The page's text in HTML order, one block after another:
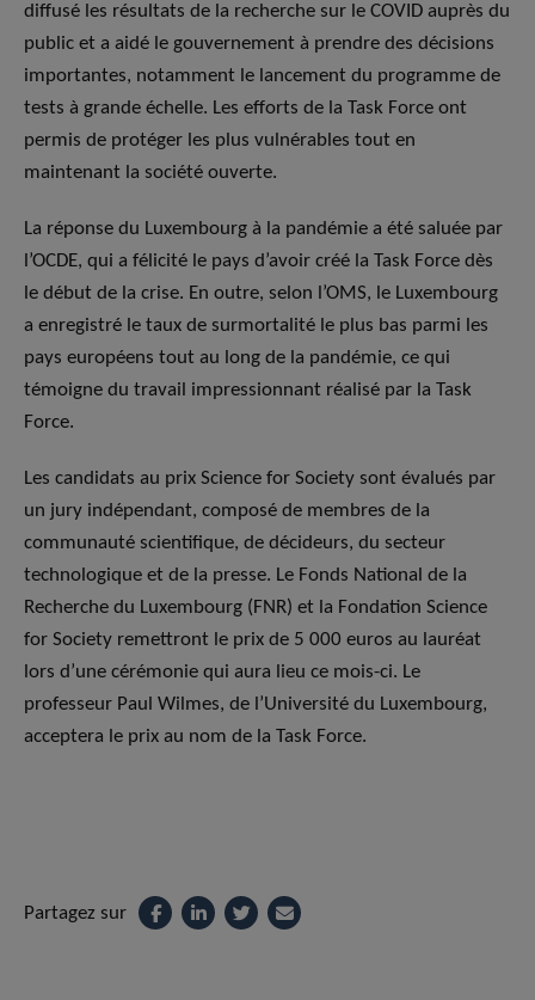
diffusé les résultats de la recherche sur le COVID auprès du
public et a aidé le gouvernement à prendre des décisions
importantes, notamment le lancement du programme de
tests à grande échelle. Les efforts de la Task Force ont
permis de protéger les plus vulnérables tout en
maintenant la société ouverte.
La réponse du Luxembourg à la pandémie a été saluée par
l’OCDE, qui a félicité le pays d’avoir créé la Task Force dès
le début de la crise. En outre, selon l’OMS, le Luxembourg
a enregistré le taux de surmortalité le plus bas parmi les
pays européens tout au long de la pandémie, ce qui
témoigne du travail impressionnant réalisé par la Task
Force.
Les candidats au prix Science for Society sont évalués par
un jury indépendant, composé de membres de la
communauté scientifique, de décideurs, du secteur
technologique et de la presse. Le Fonds National de la
Recherche du Luxembourg (FNR) et la Fondation Science
for Society remettront le prix de 5 000 euros au lauréat
lors d’une cérémonie qui aura lieu ce mois-ci. Le
professeur Paul Wilmes, de l’Université du Luxembourg,
acceptera le prix au nom de la Task Force.
Partagez sur